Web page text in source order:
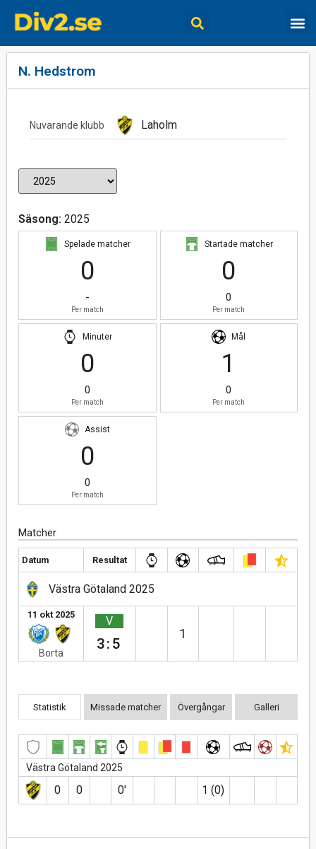
N. Hedstrom
Nuvarande klubb Laholm
Säsong: 2025
Spelade matcher
0
-
Per match
Startade matcher
0
0
Per match
Minuter
0
0
Per match
Mål
1
0
Per match
Assist
0
0
Per match
Matcher
Datum Resultat
Västra Götaland 2025
11 okt 2025
Borta
V
3:5
1
Statistik Missade matcher Övergångar Galleri
Västra Götaland 2025
0 0 0′ 1 (0)